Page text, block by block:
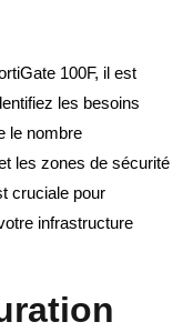
100F, il est
les besoins
le nombre
les zones de sécurité
cruciale pour
infrastructure